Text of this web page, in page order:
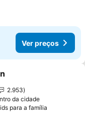
Ver preços
aos favoritos
2.953
da cidade
para a família